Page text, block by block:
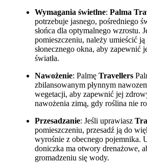
Wymagania świetlne: Palma
potrzebuje jasnego, pośredniego
słońca dla optymalnego wzrostu.
pomieszczeniu, należy umieścić
słonecznego okna, aby zapewnić
światła.
Nawożenie: Palmę Travellers
zbilansowanym płynnym
wegetacji, aby zapewnić jej
nawożenia zimą, gdy roślina nie
Przesadzanie: Jeśli uprawiasz
pomieszczeniu, przesadź ją do
wyrośnie z obecnego pojemnika.
doniczka ma otwory drenażowe,
gromadzeniu się wody.